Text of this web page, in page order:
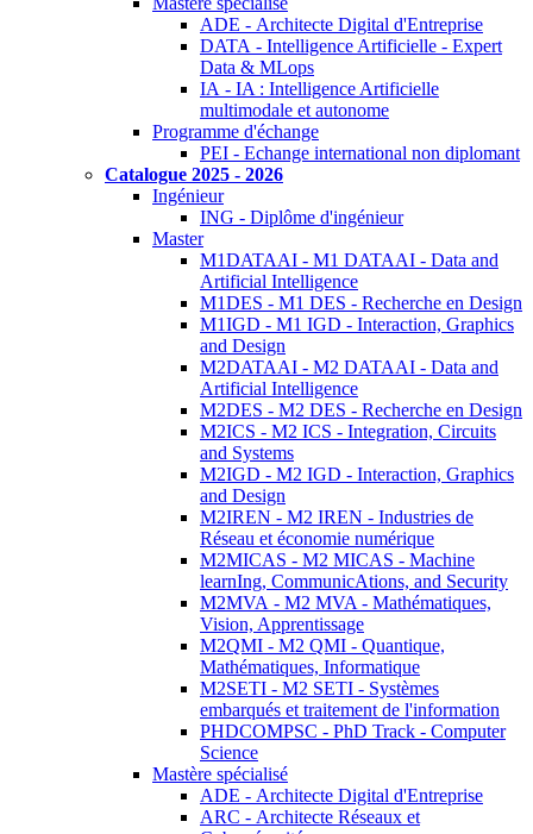
ADE - Architecte Digital d'Entreprise
DATA - Intelligence Artificielle - Expert
Data & MLops
IA - IA : Intelligence Artificielle
multimodale et autonome
Programme d'échange
PEI - Echange international non diplomant
Catalogue 2025 - 2026
Ingénieur
ING - Diplôme d'ingénieur
Master
M1DATAAI - M1 DATAAI - Data and
Artificial Intelligence
M1DES - M1 DES - Recherche en Design
M1IGD - M1 IGD - Interaction, Graphics
and Design
M2DATAAI - M2 DATAAI - Data and
Artificial Intelligence
M2DES - M2 DES - Recherche en Design
M2ICS - M2 ICS - Integration, Circuits
and Systems
M2IGD - M2 IGD - Interaction, Graphics
and Design
M2IREN - M2 IREN - Industries de
Réseau et économie numérique
M2MICAS - M2 MICAS - Machine
learnIng, CommunicAtions, and Security
M2MVA - M2 MVA - Mathématiques,
Vision, Apprentissage
M2QMI - M2 QMI - Quantique,
Mathématiques, Informatique
M2SETI - M2 SETI - Systèmes
embarqués et traitement de l'information
PHDCOMPSC - PhD Track - Computer
Science
Mastère spécialisé
ADE - Architecte Digital d'Entreprise
ARC - Architecte Réseaux et